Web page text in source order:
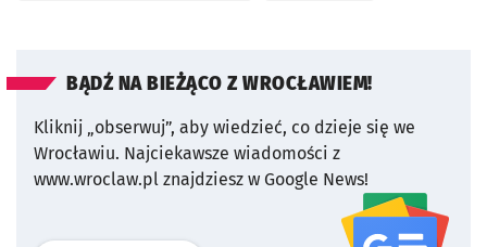
BĄDŹ NA BIEŻĄCO Z WROCŁAWIEM!
Kliknij „obserwuj”, aby wiedzieć, co dzieje się we
Wrocławiu. Najciekawsze wiadomości z
www.wroclaw.pl znajdziesz w Google News!